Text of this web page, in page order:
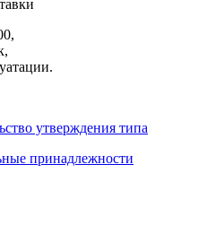
утверждения типа
принадлежности